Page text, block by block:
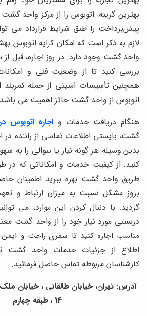
بهترین گزینه، اتوبوس را از مرکز واحد گشت
پیش‌پرداخت را طبق شرایط قرارداد می
لازم به ذکر است که امکان کرایه اتوبوس
واحد گشت وجود دارد. در روز اجاره، قبل از
بررسی کنید تا از وضعیت فنی و
همچنین تأسیسات امنیتی از جمله کمربند
اتوبوس از واحد گشت حائز اهمیت می
هنگام دریافت خدمات و اجاره اتوبوس
گشت، بایستی اطلاعات تماسی از راننده در
بدین وسیله هر گونه نیاز یا سوالی را به
کنید. از کیفیت خدمات و امکاناتی که در
طریق واحد گشت بهره ببرید اطمینان
بروز مشکل نسبت به میزان ارتباط و
گردید. با دنبال کردن این موارد، می
دربستی مورد نیاز خود را از واحد گشت
مناسب اجاره کنید تا سفری راحت و
اطلاع از جزئیات خدمات واحد گشت
کارشناسان مربوطه تماس حاصل فرمائید.
آدرس: تهران، خیابان طالقانی ، خیابان ملک
14 ، طبقه چهارم